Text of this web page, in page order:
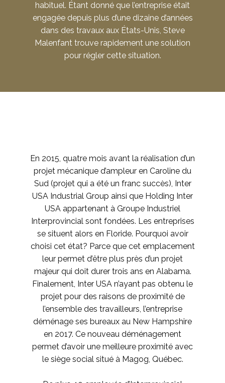
habituel. Étant donné que l’entreprise était
engagée depuis plus d’une dizaine d’années
dans des travaux aux États-Unis, Steve
Malenfant trouve rapidement une solution
pour régler cette situation.
En 2015, quatre mois avant la réalisation d’un
projet mécanique d’ampleur en Caroline du
Sud (projet qui a été un franc succès), Inter
USA Industrial Group ainsi que Holding Inter
USA appartenant à Groupe Industriel
Interprovincial sont fondées. Les entreprises
se situent alors en Floride. Pourquoi avoir
choisi cet état? Parce que cet emplacement
leur permet d’être plus près d’un projet
majeur qui doit durer trois ans en Alabama.
Finalement, Inter USA n’ayant pas obtenu le
projet pour des raisons de proximité de
l’ensemble des travailleurs, l’entreprise
déménage ses bureaux au New Hampshire
en 2017. Ce nouveau déménagement
permet d’avoir une meilleure proximité avec
le siège social situé à Magog, Québec.